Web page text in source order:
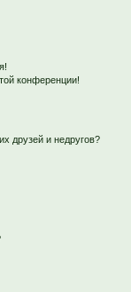
конференции!
друзей и недругов?